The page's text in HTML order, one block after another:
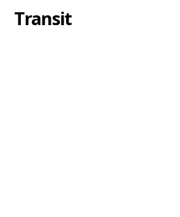
Transit